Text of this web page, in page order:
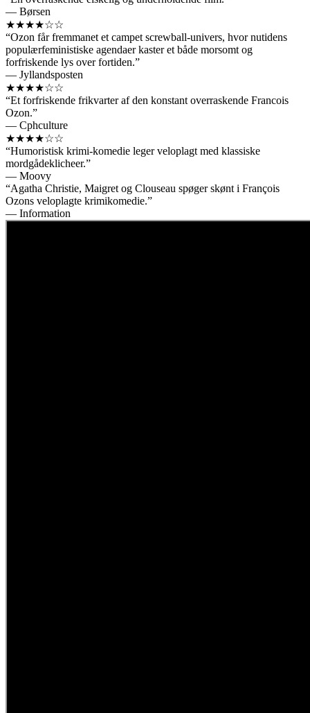
— Børsen
★★★★☆☆
“Ozon får fremmanet et campet screwball-univers, hvor nutidens
populærfeministiske agendaer kaster et både morsomt og
forfriskende lys over fortiden.”
— Jyllandsposten
★★★★☆☆
“Et forfriskende frikvarter af den konstant overraskende Francois
Ozon.”
— Cphculture
★★★★☆☆
“Humoristisk krimi-komedie leger veloplagt med klassiske
mordgådeklicheer.”
— Moovy
“Agatha Christie, Maigret og Clouseau spøger skønt i François
Ozons veloplagte krimikomedie.”
— Information